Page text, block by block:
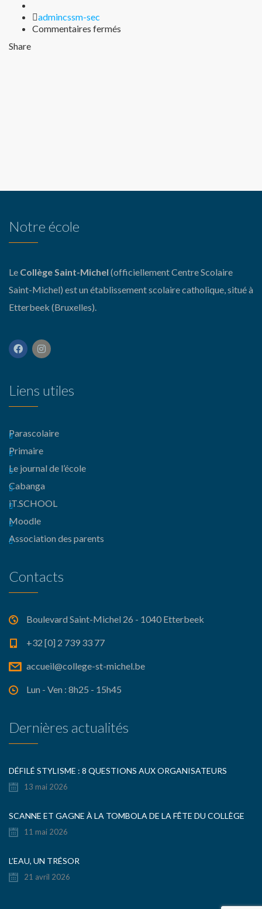
Author
admincssm-sec
Commentaires fermés
Share
Notre école
Le Collège Saint-Michel (officiellement Centre Scolaire
Saint-Michel) est un établissement scolaire catholique, situé à
Etterbeek (Bruxelles).
Liens utiles
Parascolaire
Primaire
Le journal de l’école
Cabanga
iT.SCHOOL
Moodle
Association des parents
Contacts
Boulevard Saint-Michel 26 - 1040 Etterbeek
+32 [0] 2 739 33 77
accueil@college-st-michel.be
Lun - Ven : 8h25 - 15h45
Dernières actualités
DÉFILÉ STYLISME : 8 QUESTIONS AUX ORGANISATEURS
13 mai 2026
SCANNE ET GAGNE À LA TOMBOLA DE LA FÊTE DU COLLÈGE
11 mai 2026
L’EAU, UN TRÉSOR
21 avril 2026